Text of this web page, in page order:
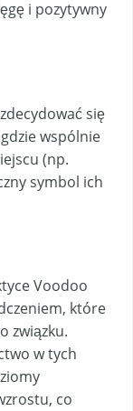
i pozytywny
się
wspólnie
(np.
symbol ich
Voodoo
które
związku.
w tych
co